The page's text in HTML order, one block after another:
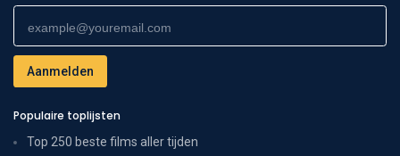
Populaire toplijsten
Top 250 beste films aller tijden